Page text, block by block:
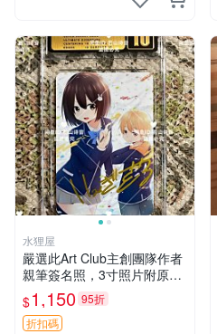
水狸屋
嚴選此Art Club主創團隊作者
親筆簽名照，3寸照片附原裝
卡磚。收藏級面簽照，適合藝
術愛好者收藏與展示。 3寸
簽名 照片
$1,150 95折
折扣碼